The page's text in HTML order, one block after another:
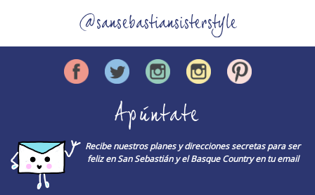
@sansebastiansisterstyle
Apúntate
Recibe nuestros planes y direcciones secretas para ser
feliz en San Sebastián y el Basque Country en tu email